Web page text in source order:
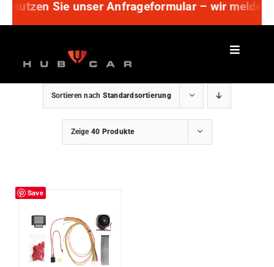
Zum
springen
Sie unser Anfrageformular – wir melden
Sortieren nach Standardsortierung
Zeige 40 Produkte
Save